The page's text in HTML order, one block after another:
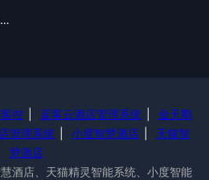
…
控 蓝客云酒店管理系统
金天鹅
管理系统 小度智慧酒店
天猫智
慧酒店
酒店、天猫精灵智能系统、小度智能